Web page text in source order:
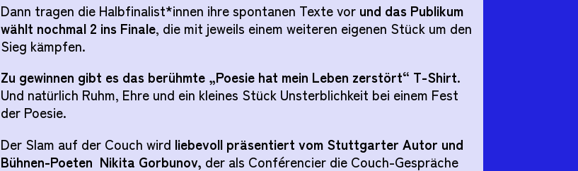
Dann tragen die Halbfinalist*innen ihre spontanen Texte vor und das Publikum
wählt nochmal 2 ins Finale, die mit jeweils einem weiteren eigenen Stück um den
Sieg kämpfen.
Zu gewinnen gibt es das berühmte „Poesie hat mein Leben zerstört“ T-Shirt.
Und natürlich Ruhm, Ehre und ein kleines Stück Unsterblichkeit bei einem Fest
der Poesie.
Der Slam auf der Couch wird liebevoll präsentiert vom Stuttgarter Autor und
Bühnen-Poeten Nikita Gorbunov, der als Conférencier die Couch-Gespräche